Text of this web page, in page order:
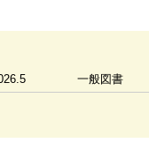
一般図書